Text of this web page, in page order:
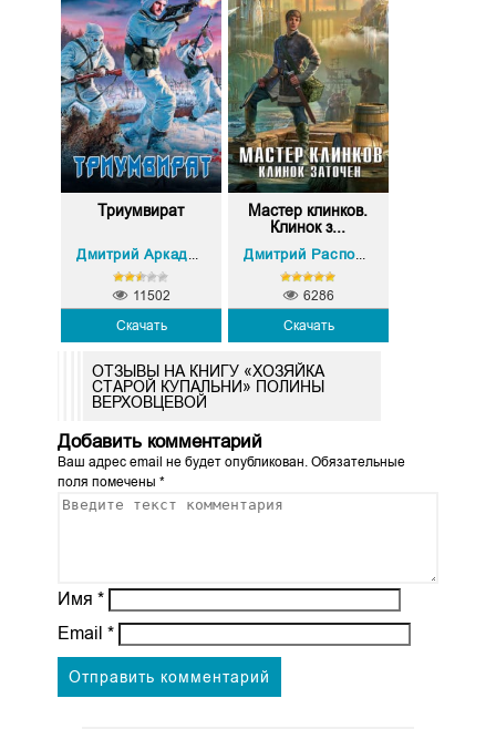
Триумвират
Дмитрий Аркадьевич Зурков ,Игорь Аркадьевич
Скачать
11502
Мастер клинков.
Клинок з...
Дмитрий Распопов
Скачать
6286
ОТЗЫВЫ НА КНИГУ «ХОЗЯЙКА
СТАРОЙ КУПАЛЬНИ» ПОЛИНЫ
ВЕРХОВЦЕВОЙ
Добавить комментарий
Ваш адрес email не будет опубликован.Обязательные
поля помечены *
Имя *
Email *